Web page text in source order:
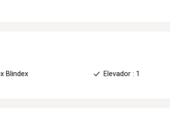
Blindex Elevador : 1